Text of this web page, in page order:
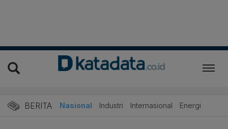
BERITA Nasional Industri Internasional Energi